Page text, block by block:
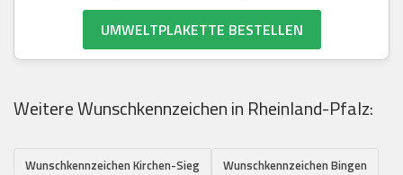
UMWELTPLAKETTE BESTELLEN
Weitere Wunschkennzeichen in Rheinland-Pfalz:
Wunschkennzeichen Kirchen-Sieg
Wunschkennzeichen Bingen